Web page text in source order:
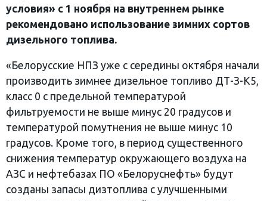
условия» с 1 ноября на внутреннем рынке
рекомендовано использование зимних сортов
дизельного топлива.
«Белорусские НПЗ уже с середины октября начали
производить зимнее дизельное топливо ДТ-З-К5,
класс 0 с предельной температурой
фильтруемости не выше минус 20 градусов и
температурой помутнения не выше минус 10
градусов. Кроме того, в период существенного
снижения температур окружающего воздуха на
АЗС и нефтебазах ПО «Белоруснефть» будут
созданы запасы дизтоплива с улучшенными